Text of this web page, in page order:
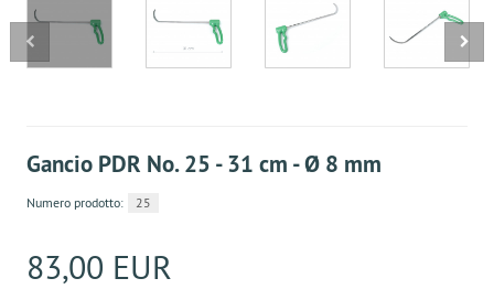
Gancio PDR No. 25 - 31 cm - Ø 8 mm
Numero prodotto: 25
83,00 EUR